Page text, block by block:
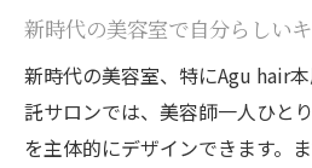
新時代の美容室で自分らしい
新時代の美容室、特にAgu hair
託サロンでは、美容師一人ひと
を主体的にデザインできます。